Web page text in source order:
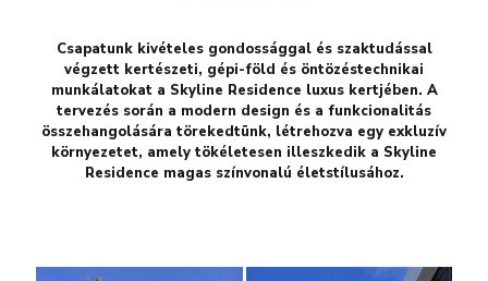
Csapatunk kivételes gondossággal és szaktudással
végzett kertészeti, gépi-föld és öntözéstechnikai
munkálatokat a Skyline Residence luxus kertjében. A
tervezés során a modern design és a funkcionalitás
összehangolására törekedtünk, létrehozva egy exkluzív
környezetet, amely tökéletesen illeszkedik a Skyline
Residence magas színvonalú életstílusához.